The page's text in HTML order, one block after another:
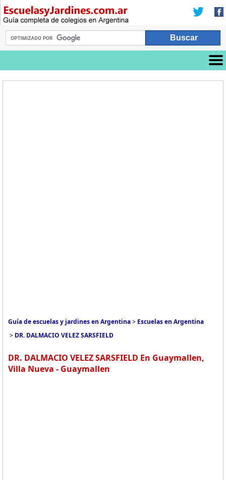
Guía de escuelas y jardines en Argentina> Escuelas en Argentina
> DR. DALMACIO VELEZ SARSFIELD
DR. DALMACIO VELEZ SARSFIELD En Guaymallen,
Villa Nueva - Guaymallen